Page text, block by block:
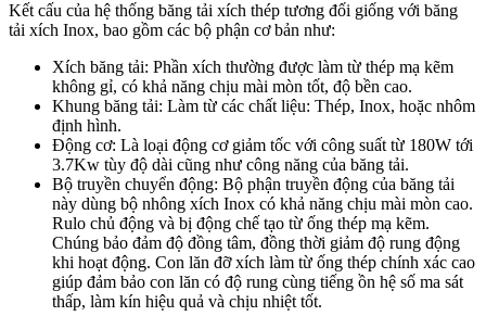
Kết cấu của hệ thống băng tải xích thép tương đối giống với băng
tải xích Inox, bao gồm các bộ phận cơ bản như:
Xích băng tải: Phần xích thường được làm từ thép mạ kẽm
không gỉ, có khả năng chịu mài mòn tốt, độ bền cao.
Khung băng tải: Làm từ các chất liệu: Thép, Inox, hoặc nhôm
định hình.
Động cơ: Là loại động cơ giảm tốc với công suất từ 180W tới
3.7Kw tùy độ dài cũng như công năng của băng tải.
Bộ truyền chuyển động: Bộ phận truyền động của băng tải
này dùng bộ nhông xích Inox có khả năng chịu mài mòn cao.
Rulo chủ động và bị động chế tạo từ ống thép mạ kẽm.
Chúng bảo đảm độ đồng tâm, đồng thời giảm độ rung động
khi hoạt động. Con lăn đỡ xích làm từ ống thép chính xác cao
giúp đảm bảo con lăn có độ rung cùng tiếng ồn hệ số ma sát
thấp, làm kín hiệu quả và chịu nhiệt tốt.